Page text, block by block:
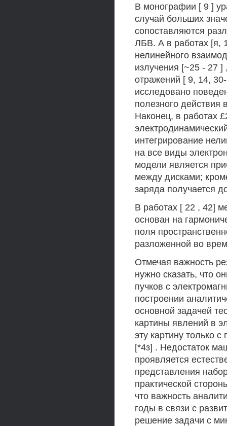
В монографии [ 9 ]
случай больших
сопоставляются
ЛБВ. А в работах [я,
нелинейного
излучения [~25 - 27
отражений [ 9, 14,
исследовано
полезного действия
Наконец, в работах
интегрирование
на все виды
модели является
между дисками;
заряда получается
В работах [ 22 , 42]
основан на
поля
разложенной во
Отмечая важность
нужно сказать, что
пучков с
построении
основной задачей
картины явлений в
эту картину только
[*4з] . Недостаток
проявляется
представления
практической
что важность
годы в связи с
решение задачи с